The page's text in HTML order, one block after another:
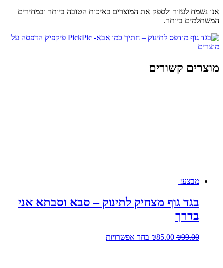
אנו נשמח לעזור ולספק את המוצרים באיכות הטובה ביותר ובמחירים
המשתלמים ביותר.
מוצרים קשורים
מבצע!
בגד גוף מצחיק לתינוק – סבא וסבתא אני
בדרך
₪99.00
המחיר₪85.00
המחיר
בחר אפשרויות